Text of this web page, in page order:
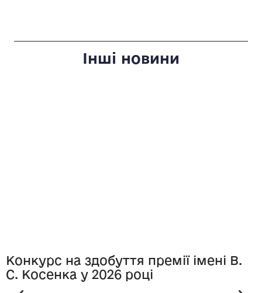
Інші новини
Конкурс на здобуття премії імені В.
С. Косенка у 2026 році